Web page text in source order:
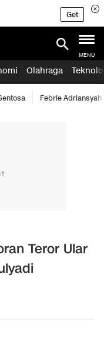
Get
MENU
Olahraga
Febrie Adriansyah
Teror Ular